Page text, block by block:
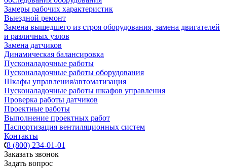
Замеры рабочих характеристик
Выездной ремонт
Замена вышедшего из строя оборудования, замена двигателей
и различных узлов
Замена датчиков
Динамическая балансировка
Пусконаладочные работы
Пусконаладочные работы оборудования
Шкафы управления/автоматизация
Пусконаладочные работы шкафов управления
Проверка работы датчиков
Проектные работы
Выполнение проектных работ
Паспортизация вентиляционных систем
Контакты
8 (800) 234-01-01
Заказать звонок
Задать вопрос